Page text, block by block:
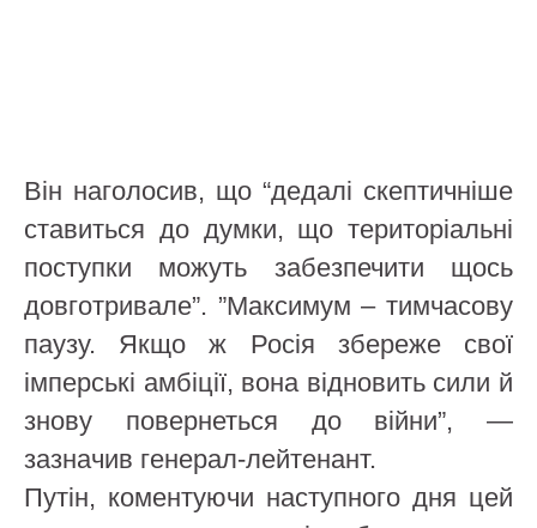
Він наголосив, що “дедалі скептичніше
ставиться до думки, що територіальні
поступки можуть забезпечити щось
довготривале”. ”Максимум – тимчасову
паузу. Якщо ж Росія збереже свої
імперські амбіції, вона відновить сили й
знову повернеться до війни”, —
зазначив генерал-лейтенант.
Путін, коментуючи наступного дня цей